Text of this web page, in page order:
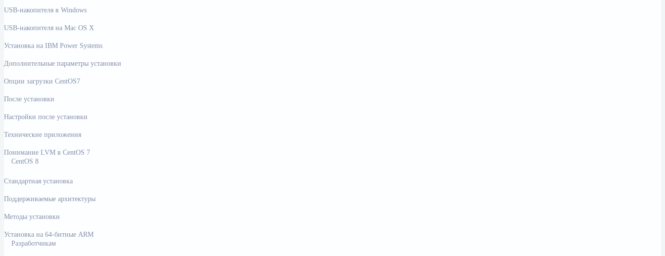
USB-накопителя в Windows
USB-накопителя на Mac OS X
Установка на IBM Power Systems
Дополнительные параметры установки
Опции загрузки CentOS7
После установки
Настройки после установки
Технические приложения
Понимание LVM в CentOS 7
CentOS 8
Стандартная установка
Поддерживаемые архитектуры
Методы установки
Установка на 64-битные ARM
Разработчикам